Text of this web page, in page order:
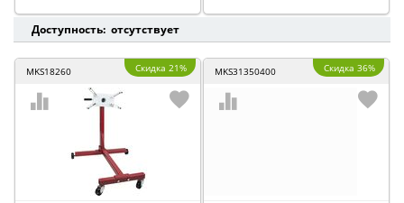
Доступность: отсутствует
MKS18260 Скидка 21% MKS31350400 Скидка 36%